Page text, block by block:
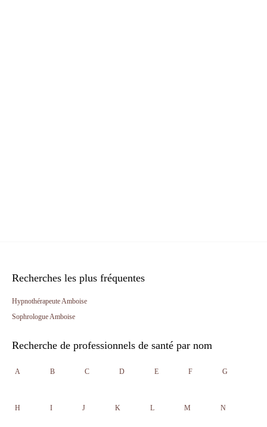
Recherches les plus fréquentes
Hypnothérapeute Amboise
Sophrologue Amboise
Recherche de professionnels de santé par nom
A B C D E F G
H I J K L M N